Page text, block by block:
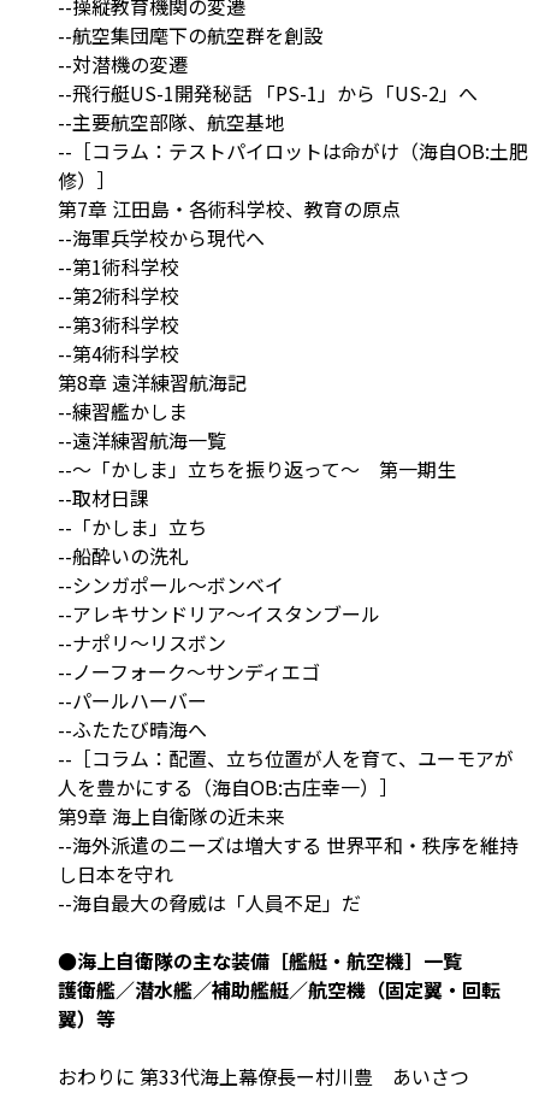
--航空集団麾下の航空群を創設
--対潜機の変遷
--飛行艇US-1開発秘話 「PS-1」から「US-2」へ
--主要航空部隊、航空基地
--［コラム：テストパイロットは命がけ（海自OB:土肥
修）］
第7章 江田島・各術科学校、教育の原点
--海軍兵学校から現代へ
--第1術科学校
--第2術科学校
--第3術科学校
--第4術科学校
第8章 遠洋練習航海記
--練習艦かしま
--遠洋練習航海一覧
--～「かしま」立ちを振り返って～ 第一期生
--取材日課
--「かしま」立ち
--船酔いの洗礼
--シンガポール～ボンベイ
--アレキサンドリア～イスタンブール
--ナポリ～リスボン
--ノーフォーク～サンディエゴ
--パールハーバー
--ふたたび晴海へ
--［コラム：配置、立ち位置が人を育て、ユーモアが
人を豊かにする（海自OB:古庄幸一）］
第9章 海上自衛隊の近未来
--海外派遣のニーズは増大する 世界平和・秩序を維持
し日本を守れ
--海自最大の脅威は「人員不足」だ
●海上自衛隊の主な装備［艦艇・航空機］一覧
護衛艦／潜水艦／補助艦艇／航空機（固定翼・回転
翼）等
おわりに 第33代海上幕僚長ー村川豊 あいさつ